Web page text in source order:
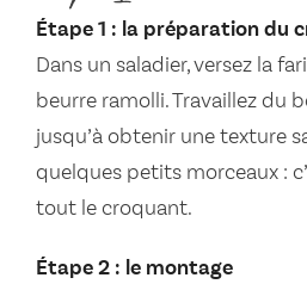
Étape 1 : la préparation du
Dans un saladier, versez la
beurre ramolli. Travaillez du
jusqu’à obtenir une texture
quelques petits morceaux :
tout le croquant.
Étape 2 : le montage